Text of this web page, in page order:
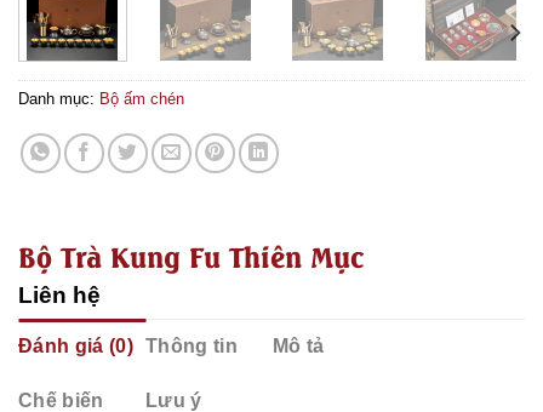
Danh mục: Bộ ấm chén
Bộ Trà Kung Fu Thiên Mục
Liên hệ
Đánh giá (0) Thông tin Mô tả
Chế biến Lưu ý